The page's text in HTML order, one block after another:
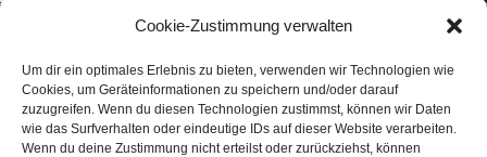
Cookie-Zustimmung verwalten
Um dir ein optimales Erlebnis zu bieten, verwenden wir Technologien wie
Cookies, um Geräteinformationen zu speichern und/oder darauf
zuzugreifen. Wenn du diesen Technologien zustimmst, können wir Daten
wie das Surfverhalten oder eindeutige IDs auf dieser Website verarbeiten.
Wenn du deine Zustimmung nicht erteilst oder zurückziehst, können
Wir sind Mitglied im
Jagdverband Bayern e.V.
KONTAKT IMPRESSUM
DATENSCHUTZ
...etwas Interessantes gefunden?
Laden Sie Freunde und Bekannte auf
unsere Seite ein!